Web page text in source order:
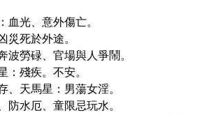
血光、意外傷亡。
災死於外途。
波勞碌、官場與人爭鬧。
：殘疾。不安。
、天馬星：男蕩女淫。
防水厄、童限忌玩水。